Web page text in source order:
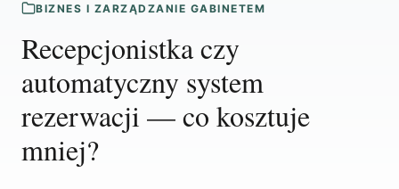
BIZNES I ZARZĄDZANIE GABINETEM
Recepcjonistka czy
automatyczny system
rezerwacji — co kosztuje
mniej?